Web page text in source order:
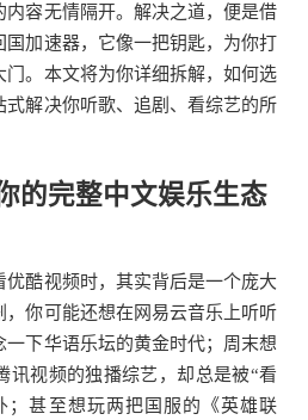
内容无情隔开。解决之道，便是借
国加速器，它像一把钥匙，为你打
门。本文将为你详细拆解，如何选
式解决你听歌、追剧、看综艺的所
的完整中文娱乐生态
优酷视频时，其实背后是一个庞大
，你可能还想在网易云音乐上听听
一下华语乐坛的黄金时代；周末想
讯视频的独播综艺，却总是被“看
；甚至想玩两把国服的《英雄联